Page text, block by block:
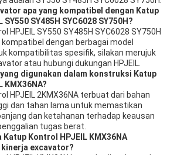
apa yang kompatibel dengan Katup
SY550 SY485H SYC6028 SY750H?
HPJEIL SY550 SY485H SYC6028 SY750H
dengan berbagai model
kompatibilitas spesifik, silakan merujuk
atau hubungi dukungan HPJEIL.
yang digunakan dalam konstruksi Katup
KMX36NA?
HPJEIL 2KMX36NA terbuat dari bahan
dan tahan lama untuk memastikan
dan ketahanan terhadap keausan
tugas berat.
Katup Kontrol HPJEIL KMX36NA
excavator?